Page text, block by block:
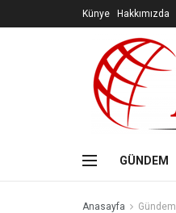
Künye Hakkımızda
GÜNDEM
Anasayfa Gündem